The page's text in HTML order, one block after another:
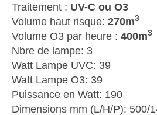
Traitement : UV-C ou O3
Volume haut risque: 270m3
Volume O3 par heure : 400m3
Nbre de lampe: 3
Watt Lampe UVC: 39
Watt Lampe O3: 39
Puissance en Watt: 190
Dimensions mm (L/H/P): 500/